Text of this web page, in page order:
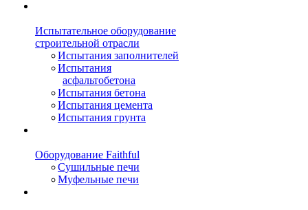
Испытательное оборудование
строительной отрасли
Испытания заполнителей
Испытания
асфальтобетона
Испытания бетона
Испытания цемента
Испытания грунта
Оборудование Faithful
Сушильные печи
Муфельные печи